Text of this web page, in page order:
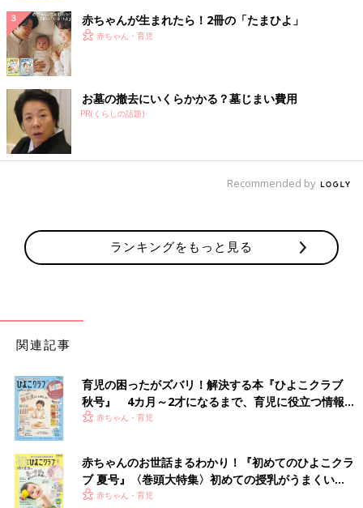
るなら食事は惣菜を買ってくるとか夫に任せるとか、自分担当の
育児を一つずつ減らしていきましょう。パートナーや外部サービ
スに頼るのが上手な女性は、育児がしんどいとはなりづらいで
す。頼ること・休むことに罪悪感がないのでキャパオーバーにな
らず、ご機嫌に過ごせるからです。周囲に甘える練習をしていき
ましょう。
赤ちゃんが生まれたら！2冊の「たまひよ」
赤ちゃん・育児
お墓の撤去にいくらかかる？墓じまい費用
PR(くらしの話題)
Recommended by
ランキングをもっと見る
関連記事
育児の困ったがズバリ！解決する本『ひよこクラブ
秋号』 4カ月～2才になるまで、育児に役立つ情報が
いっぱい！
赤ちゃん・育児
赤ちゃんのお世話まるわかり！『初めてのひよこクラ
ブ 夏号』〈巻頭大特集〉初めての授乳がうまくい
く！ おっぱい・ミルクの基本と夏のトラブル 解決テ
赤ちゃん・育児